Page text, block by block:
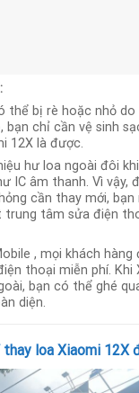
thể bị rè hoặc nhỏ do
bạn chỉ cần vệ sinh
12X là được.
hư loa ngoài đôi
IC âm thanh. Vì vậy,
cần thay mới, bạn
trung tâm sửa điện
, mọi khách
thoại miễn phí. Khi
bạn có thể ghé
diện.
loa Xiaomi 12X